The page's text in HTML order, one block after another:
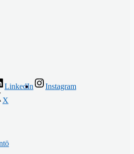
LinkedIn
Instagram
X